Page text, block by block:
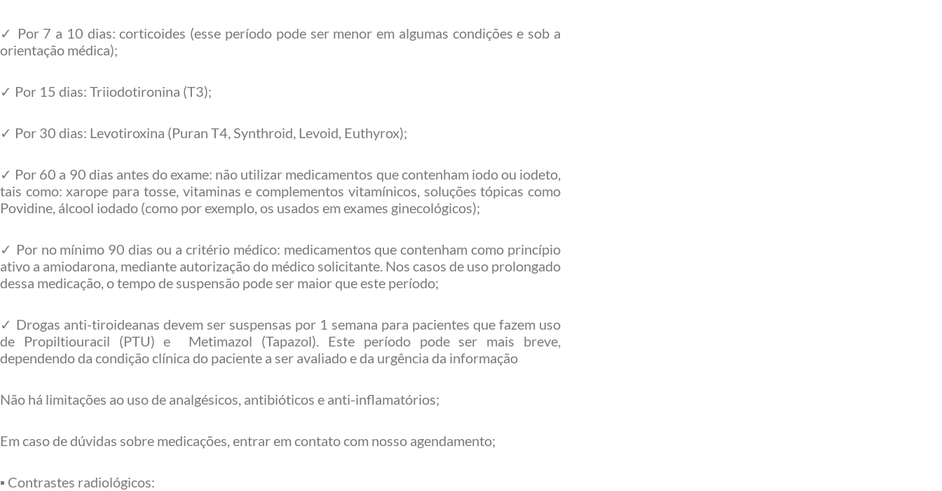
✓ Por 7 a 10 dias: corticoides (esse período pode ser menor em algumas condições e sob a
orientação médica);
✓ Por 15 dias: Triiodotironina (T3);
✓ Por 30 dias: Levotiroxina (Puran T4, Synthroid, Levoid, Euthyrox);
✓ Por 60 a 90 dias antes do exame: não utilizar medicamentos que contenham iodo ou iodeto,
tais como: xarope para tosse, vitaminas e complementos vitamínicos, soluções tópicas como
Povidine, álcool iodado (como por exemplo, os usados em exames ginecológicos);
✓ Por no mínimo 90 dias ou a critério médico: medicamentos que contenham como princípio
ativo a amiodarona, mediante autorização do médico solicitante. Nos casos de uso prolongado
dessa medicação, o tempo de suspensão pode ser maior que este período;
✓ Drogas anti-tiroideanas devem ser suspensas por 1 semana para pacientes que fazem uso
de Propiltiouracil (PTU) e Metimazol (Tapazol). Este período pode ser mais breve,
dependendo da condição clínica do paciente a ser avaliado e da urgência da informação
Não há limitações ao uso de analgésicos, antibióticos e anti-inflamatórios;
Em caso de dúvidas sobre medicações, entrar em contato com nosso agendamento;
▪ Contrastes radiológicos: